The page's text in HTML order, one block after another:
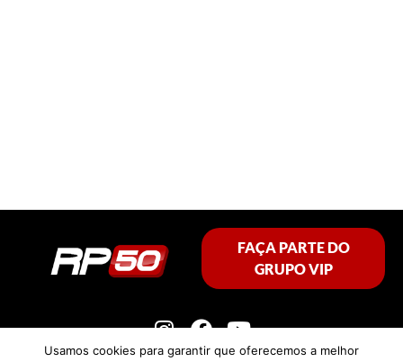
FAÇA PARTE DO
GRUPO VIP
Usamos cookies para garantir que oferecemos a melhor